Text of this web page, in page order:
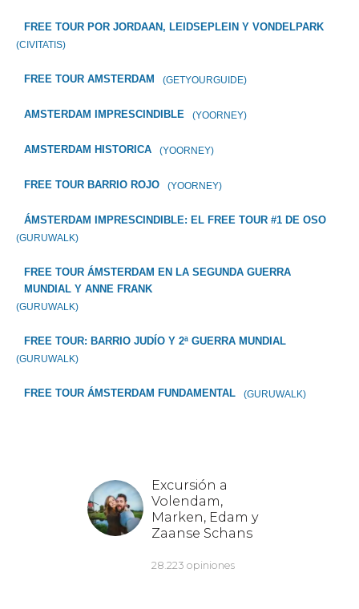
FREE TOUR POR JORDAAN, LEIDSEPLEIN Y VONDELPARK
(CIVITATIS)
FREE TOUR AMSTERDAM (GETYOURGUIDE)
AMSTERDAM IMPRESCINDIBLE (YOORNEY)
AMSTERDAM HISTORICA (YOORNEY)
FREE TOUR BARRIO ROJO (YOORNEY)
ÁMSTERDAM IMPRESCINDIBLE: EL FREE TOUR #1 DE OSO
(GURUWALK)
FREE TOUR ÁMSTERDAM EN LA SEGUNDA GUERRA
MUNDIAL Y ANNE FRANK
(GURUWALK)
FREE TOUR: BARRIO JUDÍO Y 2ª GUERRA MUNDIAL
(GURUWALK)
FREE TOUR ÁMSTERDAM FUNDAMENTAL (GURUWALK)